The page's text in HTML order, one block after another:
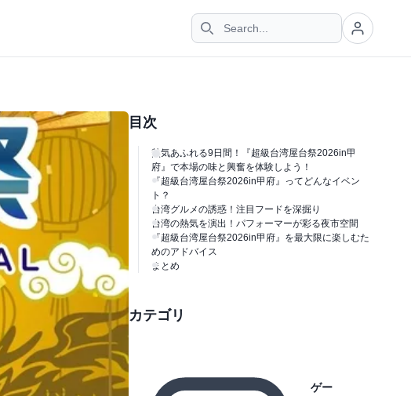
目次
熱気あふれる9日間！『超級台湾屋台祭2026in甲
府』で本場の味と興奮を体験しよう！
『超級台湾屋台祭2026in甲府』ってどんなイベン
ト？
台湾グルメの誘惑！注目フードを深掘り
台湾の熱気を演出！パフォーマーが彩る夜市空間
『超級台湾屋台祭2026in甲府』を最大限に楽しむた
めのアドバイス
まとめ
カテゴリ
ゲー